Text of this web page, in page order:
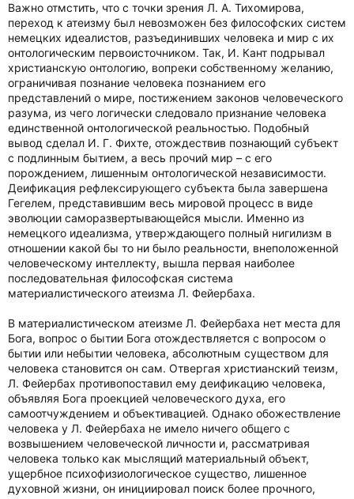
Важно отмстить, что с точки зрения Л. А. Тихомирова,
переход к атеизму был невозможен без философских систем
немецких идеалистов, разъединивших человека и мир с их
онтологическим первоисточником. Так, И. Кант подрывал
христианскую онтологию, вопреки собственному желанию,
ограничивая познание человека познанием его
представлений о мире, постижением законов человеческого
разума, из чего логически следовало признание человека
единственной онтологической реальностью. Подобный
вывод сделал И. Г. Фихте, отождествив познающий субъект
с подлинным бытием, а весь прочий мир – с его
порождением, лишенным онтологической независимости.
Деификация рефлексирующего субъекта была завершена
Гегелем, представившим весь мировой процесс в виде
эволюции саморазвертывающейся мысли. Именно из
немецкого идеализма, утверждающего полный нигилизм в
отношении какой бы то ни было реальности, внеположенной
человеческому интеллекту, вышла первая наиболее
последовательная философская система
материалистического атеизма Л. Фейербаха.
В материалистическом атеизме Л. Фейербаха нет места для
Бога, вопрос о бытии Бога отождествляется с вопросом о
бытии или небытии человека, абсолютным существом для
человека становится он сам. Отвергая христианский теизм,
Л. Фейербах противопоставил ему деификацию человека,
объявляя Бога проекцией человеческого духа, его
самоотчуждением и объективацией. Однако обожествление
человека у Л. Фейербаха не имело ничего общего с
возвышением человеческой личности и, рассматривая
человека только как мыслящий материальный объект,
ущербное психофизиологическое существо, лишенное
духовной жизни, он инициировал поиск более прочного,